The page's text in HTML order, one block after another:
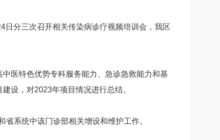
分三次召开相关传染病诊疗视频培训会，我区
医特色优势专科服务能力、急诊急救能力和基
设，对2023年项目情况进行总结。
系统中该门诊部相关增设和维护工作。